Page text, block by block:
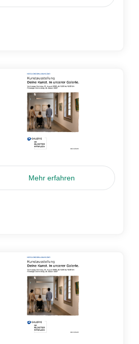
Mehr erfahren